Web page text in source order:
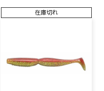
全て
在庫切れ